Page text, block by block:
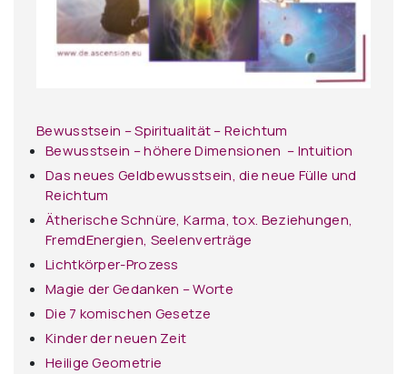
Bewusstsein – Spiritualität – Reichtum
Bewusstsein – höhere Dimensionen – Intuition
Das neues Geldbewusstsein, die neue Fülle und
Reichtum
Ätherische Schnüre, Karma, tox. Beziehungen,
FremdEnergien, Seelenverträge
Lichtkörper-Prozess
Magie der Gedanken – Worte
Die 7 komischen Gesetze
Kinder der neuen Zeit
Heilige Geometrie